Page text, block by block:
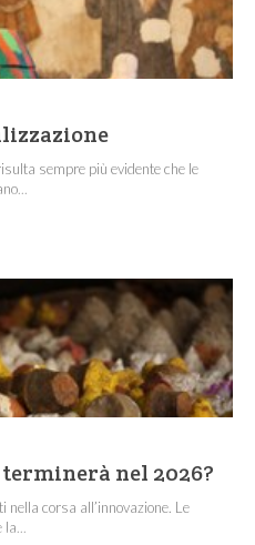
sempre più evidente che le
nel 2026?
nella corsa all’innovazione. Le
la...